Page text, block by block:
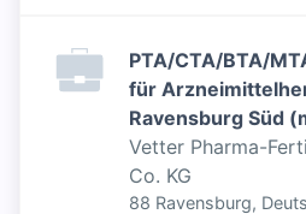
PTA/CTA/BTA/
für
Ravensburg Süd
Vetter Pharma-
Co. KG
88 Ravensburg,